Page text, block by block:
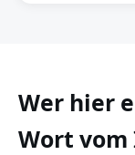
Wer hier
Wort